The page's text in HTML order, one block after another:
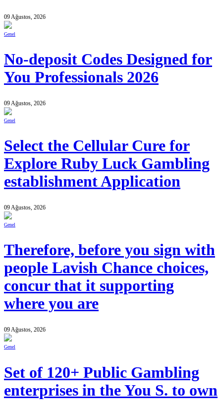
09 Ağustos, 2026
Genel
No-deposit Codes Designed for
You Professionals 2026
09 Ağustos, 2026
Genel
Select the Cellular Cure for
Explore Ruby Luck Gambling
establishment Application
09 Ağustos, 2026
Genel
Therefore, before you sign with
people Lavish Chance choices,
concur that it supporting
where you are
09 Ağustos, 2026
Genel
Set of 120+ Public Gambling
enterprises in the You S. to own